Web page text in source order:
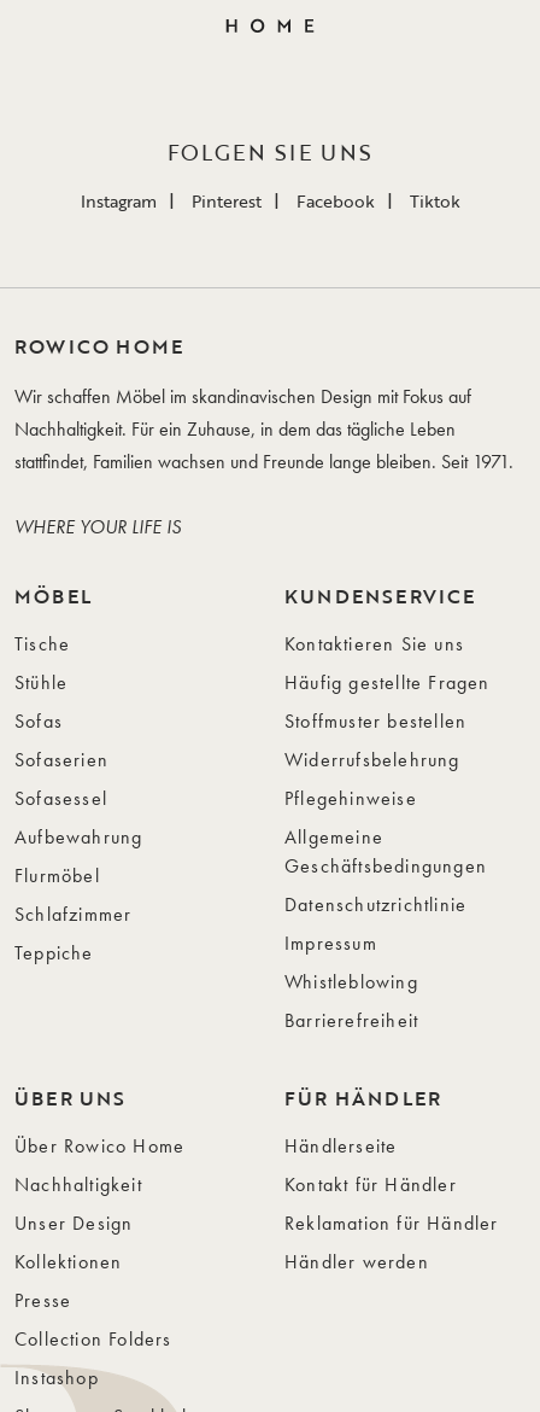
FOLGEN SIE UNS
Instagram Pinterest Facebook Tiktok
ROWICO HOME
Wir schaffen Möbel im skandinavischen Design mit Fokus auf
Nachhaltigkeit. Für ein Zuhause, in dem das tägliche Leben
stattfindet, Familien wachsen und Freunde lange bleiben. Seit 1971.
WHERE YOUR LIFE IS
MÖBEL
Tische
Stühle
Sofas
Sofaserien
Sofasessel
Aufbewahrung
Flurmöbel
Schlafzimmer
Teppiche
KUNDENSERVICE
Kontaktieren Sie uns
Häufig gestellte Fragen
Stoffmuster bestellen
Widerrufsbelehrung
Pflegehinweise
Allgemeine
Geschäftsbedingungen
Datenschutzrichtlinie
Impressum
Whistleblowing
Barrierefreiheit
ÜBER UNS
Über Rowico Home
Nachhaltigkeit
Unser Design
Kollektionen
Presse
Collection Folders
Instashop
FÜR HÄNDLER
Händlerseite
Kontakt für Händler
Reklamation für Händler
Händler werden